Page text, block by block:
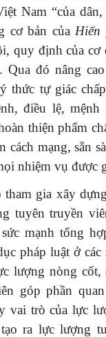
Nam “của
cơ bản của Hiến
quy định của cơ
Qua đó nâng
thức tự giác
điều lệ, mệnh
thiện phẩm
cách mạng, sẵn
nhiệm vụ được
tham gia xây
tuyên truyền
mạnh tổng
pháp luật ở
lượng nòng cốt,
góp phần
vai trò của lực
ra lực lượng